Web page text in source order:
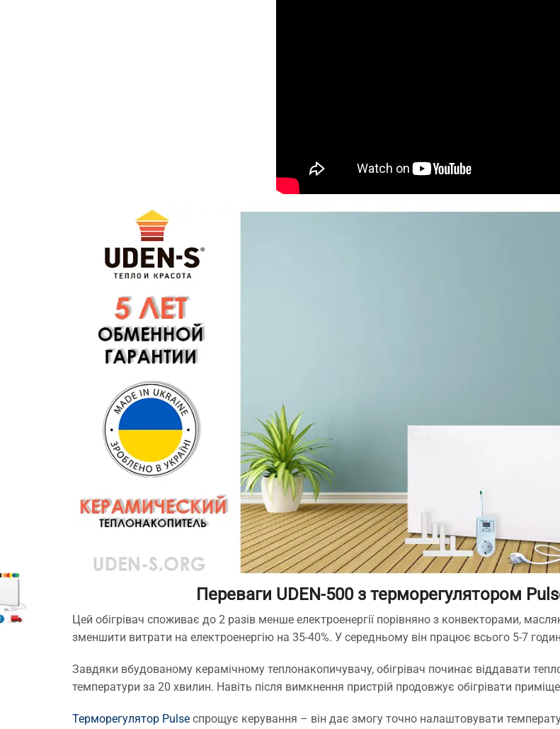
Переваги UDEN-500 з терморегулятором
Цей обігрівач споживає до 2 разів менше електроенергії порівняно з конвекторами,
зменшити витрати на електроенергію на 35-40%. У середньому він працює всього 5-7
Завдяки вбудованому керамічному теплонакопичувачу, обігрівач починає віддавати
температури за 20 хвилин. Навіть після вимкнення пристрій продовжує обігрівати
Терморегулятор Pulse спрощує керування – він дає змогу точно налаштовувати